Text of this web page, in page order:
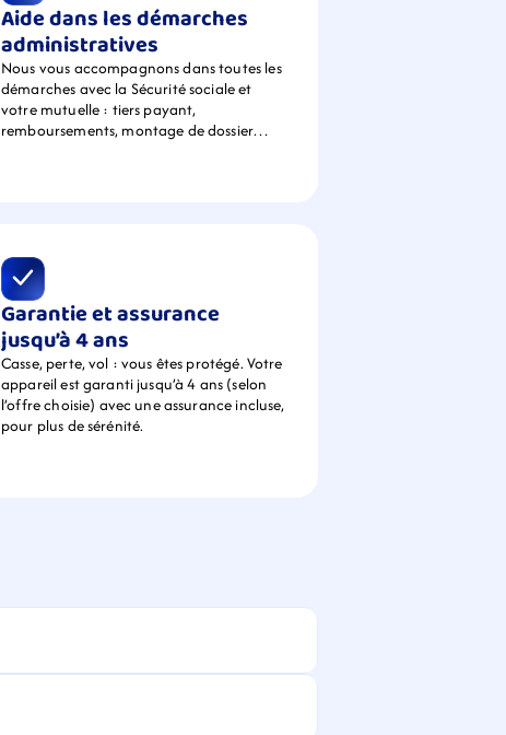
Aide dans les démarches
administratives
Nous vous accompagnons dans toutes les
démarches avec la Sécurité sociale et
votre mutuelle : tiers payant,
remboursements, montage de dossier…
Garantie et assurance
jusqu’à 4 ans
Casse, perte, vol : vous êtes protégé. Votre
appareil est garanti jusqu’à 4 ans (selon
l’offre choisie) avec une assurance incluse,
pour plus de sérénité.